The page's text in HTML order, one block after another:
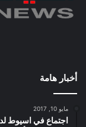
أخبار هامة
مايو 10, 2017
اجتماع في اسيوط